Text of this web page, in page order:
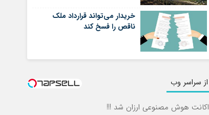
خریدار می‌تواند قرارداد ملک
ناقص را فسخ کند
از سراسر وب
اکانت هوش مصنوعی ارزان شد !!!